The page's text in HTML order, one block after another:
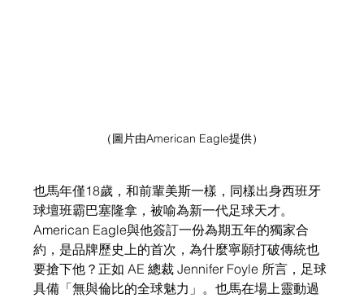
（圖片由American Eagle提供）
也馬年僅18歲，和前輩美斯一樣，同樣出身西班牙
球壇班霸巴塞隆拿，被喻為新一代足球天才。
American Eagle與他簽訂一份為期五年的獨家合
約，是品牌歷史上的首次，為什麼寧願打破傳統也
要搶下他？正如 AE 總裁 Jennifer Foyle 所言，足球
具備「無與倫比的全球魅力」。也馬在場上靈動過